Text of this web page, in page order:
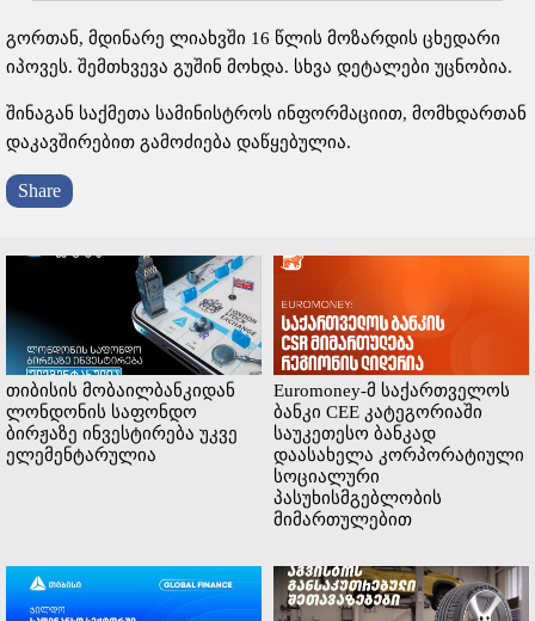
გორთან, მდინარე ლიახვში 16 წლის მოზარდის ცხედარი
იპოვეს. შემთხვევა გუშინ მოხდა. სხვა დეტალები უცნობია.
შინაგან საქმეთა სამინისტროს ინფორმაციით, მომხდართან
დაკავშირებით გამოძიება დაწყებულია.
Share
თიბისის მობაილბანკიდან
ლონდონის საფონდო
ბირჟაზე ინვესტირება უკვე
ელემენტარულია
Euromoney-მ საქართველოს
ბანკი CEE კატეგორიაში
საუკეთესო ბანკად
დაასახელა კორპორატიული
სოციალური
პასუხისმგებლობის
მიმართულებით